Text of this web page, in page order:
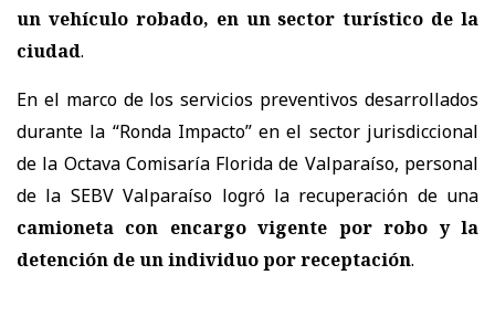
un vehículo robado, en un sector turístico de la
ciudad.
En el marco de los servicios preventivos desarrollados
durante la “Ronda Impacto” en el sector jurisdiccional
de la Octava Comisaría Florida de Valparaíso, personal
de la SEBV Valparaíso logró la recuperación de una
camioneta con encargo vigente por robo y la
detención de un individuo por receptación.